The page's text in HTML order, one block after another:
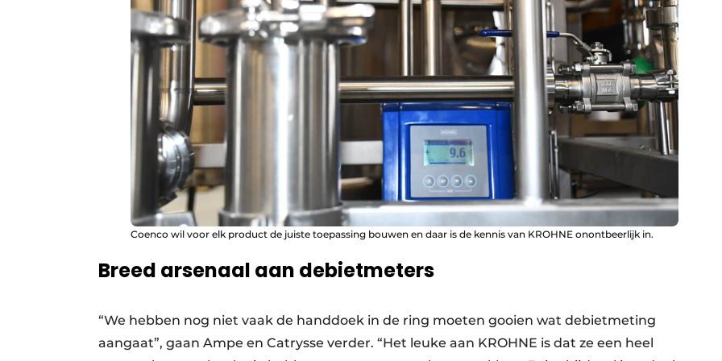
Coenco wil voor elk product de juiste toepassing bouwen en daar is de kennis van KROHNE onontbeerlijk in.
Breed arsenaal aan debietmeters
“We hebben nog niet vaak de handdoek in de ring moeten gooien wat debietmeting
aangaat”, gaan Ampe en Catrysse verder. “Het leuke aan KROHNE is dat ze een heel